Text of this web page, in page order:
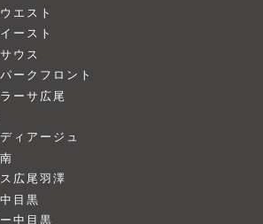
エスト
ースト
ウス
ークフロント
ーサ広尾
ィアージュ
広尾羽澤
目黒
中目黒